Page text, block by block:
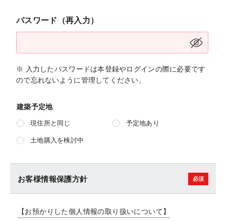
パスワード（再入力）
※ 入力したパスワードは本登録やログインの際に必要です
ので忘れないように管理してください。
建築予定地
現住所と同じ 予定地あり
土地購入を検討中
お客様情報保護方針
【お預かりした個人情報の取り扱いについて】